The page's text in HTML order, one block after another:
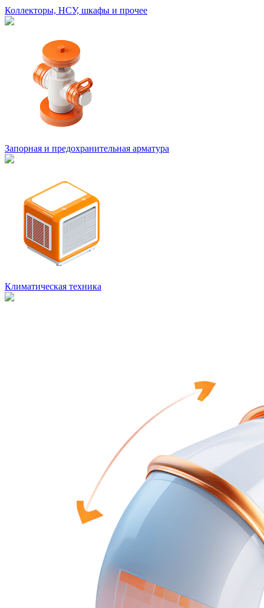
Коллекторы, НСУ, шкафы и прочее
Запорная и предохранительная арматура
Климатическая техника